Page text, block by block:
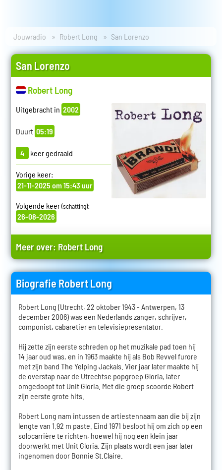
Jouwradio Robert Long San Lorenzo
San Lorenzo
Robert Long
Uitgebracht in 2002
Duurt 05:19
4 keer gedraaid
Vorige keer:
21-11-2025 om 15:43 uur
Volgende keer(schatting):
26-08-2026
Meer over: Robert Long
Biografie Robert Long
Robert Long (Utrecht, 22 oktober 1943 - Antwerpen, 13
december 2006) was een Nederlands zanger, schrijver,
componist, cabaretier en televisiepresentator.
Hij zette zijn eerste schreden op het muzikale pad toen hij
14 jaar oud was, en in 1963 maakte hij als Bob Revvel furore
met zijn band The Yelping Jackals. Vier jaar later maakte hij
de overstap naar de Utrechtse popgroep Gloria, later
omgedoopt tot Unit Gloria. Met die groep scoorde Robert
zijn eerste grote hits.
Robert Long nam intussen de artiestennaam aan die bij zijn
lengte van 1.92 m paste. Eind 1971 besloot hij om zich op een
solocarrière te richten, hoewel hij nog een klein jaar
doorwerkt met Unit Gloria. Zijn plaats wordt een jaar later
ingenomen door Bonnie St.Claire.